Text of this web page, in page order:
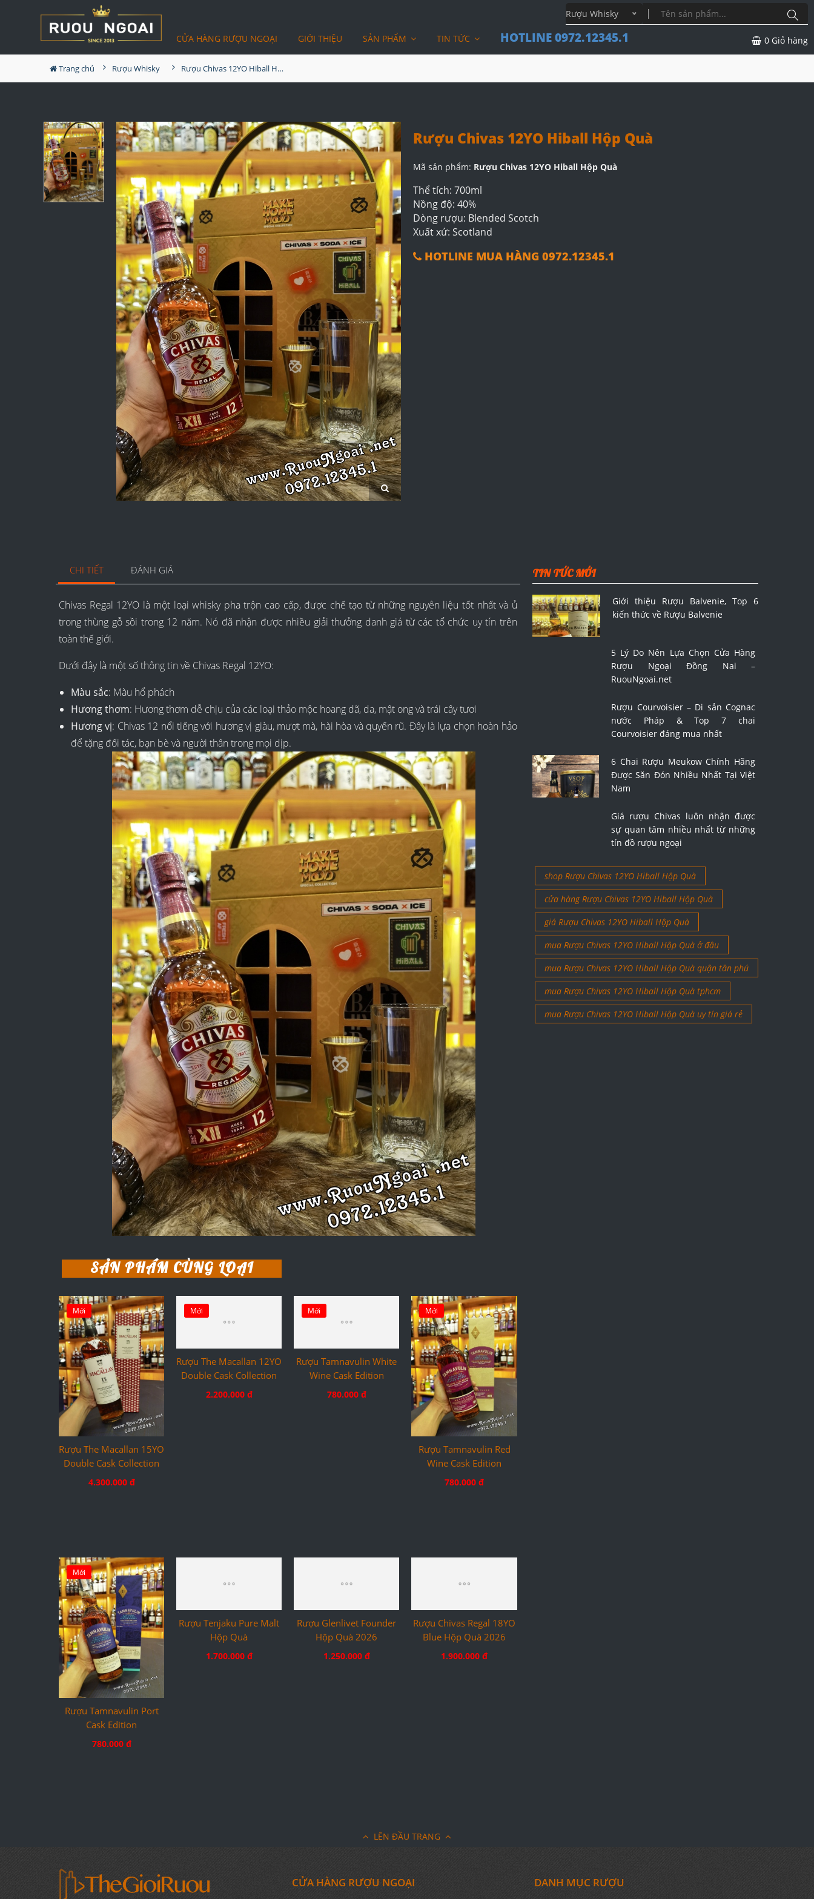
Rượu Whisky
CỬA HÀNG RƯỢU NGOẠI GIỚI THIỆU SẢN PHẨM TIN TỨC HOTLINE 0972.12345.1 0 Giỏ hàng
Trang chủ Rượu Whisky Rượu Chivas 12YO Hiball Hộp Quà
Rượu Chivas 12YO Hiball Hộp Quà
Mã sản phẩm: Rượu Chivas 12YO Hiball Hộp Quà
Thể tích: 700ml
Nồng độ: 40%
Dòng rượu: Blended Scotch
Xuất xứ: Scotland
HOTLINE MUA HÀNG 0972.12345.1
CHI TIẾT ĐÁNH GIÁ
Chivas Regal 12YO là một loại whisky pha trộn cao cấp, được chế tạo từ những nguyên liệu tốt nhất và ủ
trong thùng gỗ sồi trong 12 năm. Nó đã nhận được nhiều giải thưởng danh giá từ các tổ chức uy tín trên
toàn thế giới.
Dưới đây là một số thông tin về Chivas Regal 12YO:
Màu sắc: Màu hổ phách
Hương thơm: Hương thơm dễ chịu của các loại thảo mộc hoang dã, da, mật ong và trái cây tươi
Hương vị: Chivas 12 nổi tiếng với hương vị giàu, mượt mà, hài hòa và quyến rũ. Đây là lựa chọn hoàn hảo
để tặng đối tác, bạn bè và người thân trong mọi dịp.
SẢN PHẨM CÙNG LOẠI
Mới
Rượu The Macallan 15YO
Double Cask Collection
4.300.000 đ
Mới Mới Mới
Rượu Tamnavulin Red
Wine Cask Edition
780.000 đ
Mới
Rượu Tamnavulin Port
Cask Edition
780.000 đ
TIN TỨC MỚI
Giới thiệu Rượu Balvenie, Top 6
kiến thức về Rượu Balvenie
5 Lý Do Nên Lựa Chọn Cửa Hàng
Rượu Ngoại Đồng Nai –
RuouNgoai.net
Rượu Courvoisier – Di sản Cognac
nước Pháp & Top 7 chai
Courvoisier đáng mua nhất
6 Chai Rượu Meukow Chính Hãng
Được Săn Đón Nhiều Nhất Tại Việt
Nam
Giá rượu Chivas luôn nhận được
sự quan tâm nhiều nhất từ những
tín đồ rượu ngoại
shop Rượu Chivas 12YO Hiball Hộp Quà
cửa hàng Rượu Chivas 12YO Hiball Hộp Quà
giá Rượu Chivas 12YO Hiball Hộp Quà
mua Rượu Chivas 12YO Hiball Hộp Quà ở đâu
mua Rượu Chivas 12YO Hiball Hộp Quà quận tân phú
mua Rượu Chivas 12YO Hiball Hộp Quà tphcm
mua Rượu Chivas 12YO Hiball Hộp Quà uy tín giá rẻ
LÊN ĐẦU TRANG
CỬA HÀNG RƯỢU NGOẠI DANH MỤC RƯỢU